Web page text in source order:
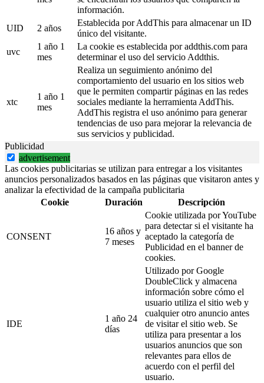
información.
UID
2 años
Establecida por AddThis para almacenar un ID
único del visitante.
uvc
1 año 1
mes
La cookie es establecida por addthis.com para
determinar el uso del servicio Addthis.
xtc
1 año 1
mes
Realiza un seguimiento anónimo del
comportamiento del usuario en los sitios web
que le permiten compartir páginas en las redes
sociales mediante la herramienta AddThis.
AddThis registra el uso anónimo para generar
tendencias de uso para mejorar la relevancia de
sus servicios y publicidad.
Publicidad
advertisement
Las cookies publicitarias se utilizan para entregar a los visitantes
anuncios personalizados basados en las páginas que visitaron antes y
analizar la efectividad de la campaña publicitaria
Cookie
Duración Descripción
CONSENT
16 años y
7 meses
Cookie utilizada por YouTube
para detectar si el visitante ha
aceptado la categoría de
Publicidad en el banner de
cookies.
IDE
1 año 24
días
Utilizado por Google
DoubleClick y almacena
información sobre cómo el
usuario utiliza el sitio web y
cualquier otro anuncio antes
de visitar el sitio web. Se
utiliza para presentar a los
usuarios anuncios que son
relevantes para ellos de
acuerdo con el perfil del
usuario.